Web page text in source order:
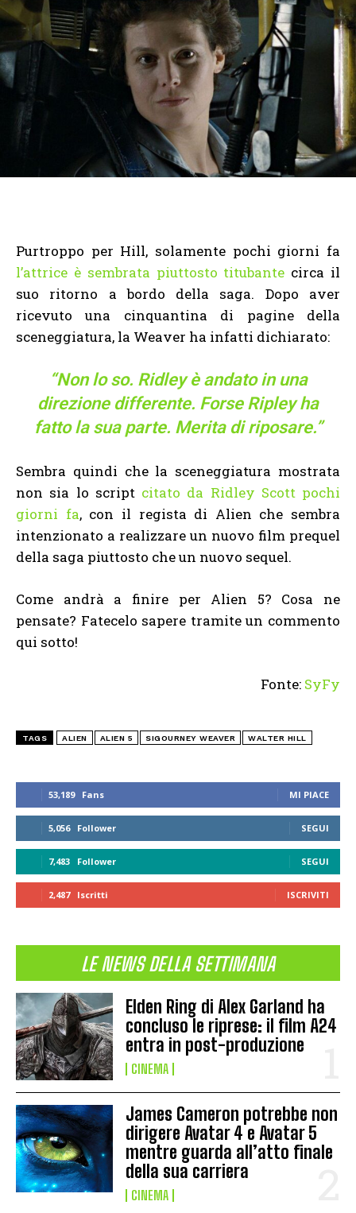
53,189 Fans MI PIACE
5,056 Follower SEGUI
7,483 Follower SEGUI
2,487 Iscritti ISCRIVITI
LE NEWS DELLA SETTIMANA
Elden Ring di Alex Garland ha
concluso le riprese: il film A24
entra in post-produzione
CINEMA
James Cameron potrebbe non
dirigere Avatar 4 e Avatar 5
mentre guarda all’atto finale
della sua carriera
CINEMA
Purtroppo per Hill, solamente pochi giorni fa
l’attrice è sembrata piuttosto titubante circa il
suo ritorno a bordo della saga. Dopo aver
ricevuto una cinquantina di pagine della
sceneggiatura, la Weaver ha infatti dichiarato:
“Non lo so. Ridley è andato in una
direzione differente. Forse Ripley ha
fatto la sua parte. Merita di riposare.”
Sembra quindi che la sceneggiatura mostrata
non sia lo script citato da Ridley Scott pochi
giorni fa, con il regista di Alien che sembra
intenzionato a realizzare un nuovo film prequel
della saga piuttosto che un nuovo sequel.
Come andrà a finire per Alien 5? Cosa ne
pensate? Fatecelo sapere tramite un commento
qui sotto!
Fonte: SyFy
TAGS ALIEN ALIEN 5 SIGOURNEY WEAVER WALTER HILL